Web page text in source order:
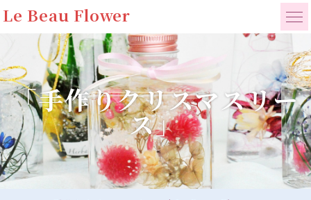
Le Beau Flower
「手作りクリスマスリー
ス」